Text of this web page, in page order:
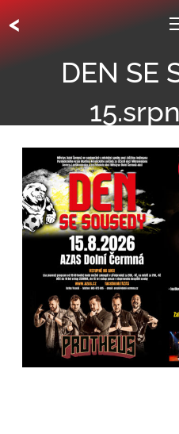
<
DEN SE